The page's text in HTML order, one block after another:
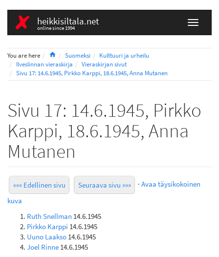
heikkisiltala.net
online since 1994
You are here HomeSuomeksi
Kulttuuri ja urheilu
Ilveslinnan vieraskirja
Vieraskirjan sivut
Sivu 17: 14.6.1945, Pirkko Karppi, 18.6.1945, Anna Mutanen
Sivu 17: 14.6.1945, Pirkko
Karppi, 18.6.1945, Anna
Mutanen
««« Edellinen sivu Seuraava sivu »»» · Avaa täysikokoinen
kuva
Ruth Snellman 14.6.1945
Pirkko Karppi 14.6.1945
Uuno Laakso 14.6.1945
Joel Rinne 14.6.1945